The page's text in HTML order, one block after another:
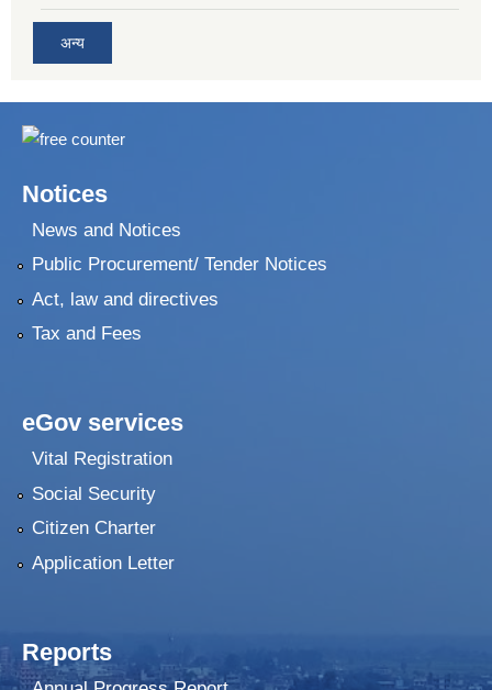
अन्य
Notices
News and Notices
Public Procurement/ Tender Notices
Act, law and directives
Tax and Fees
eGov services
Vital Registration
Social Security
Citizen Charter
Application Letter
Reports